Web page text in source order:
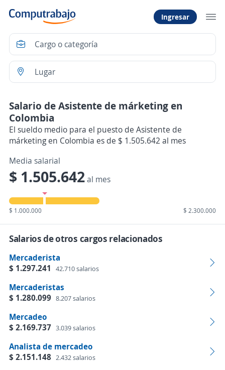
Ingresar
Salario de Asistente de márketing en
Colombia
El sueldo medio para el puesto de Asistente de
márketing en Colombia es de $ 1.505.642 al mes
Media salarial
$ 1.505.642al mes
$ 1.000.000 $ 2.300.000
Salarios de otros cargos relacionados
Mercaderista
$ 1.297.241
42.710 salarios
Mercaderistas
$ 1.280.099 8.207 salarios
Mercadeo
$ 2.169.737 3.039 salarios
Analista de mercadeo
$ 2.151.148 2.432 salarios